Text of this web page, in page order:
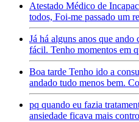
Atestado Médico de
todos, Foi-me passado um
Já há alguns anos que
fácil. Tenho momentos em
Boa tarde Tenho ido a
andado tudo menos bem.
pq quando eu fazia
ansiedade ficava mais